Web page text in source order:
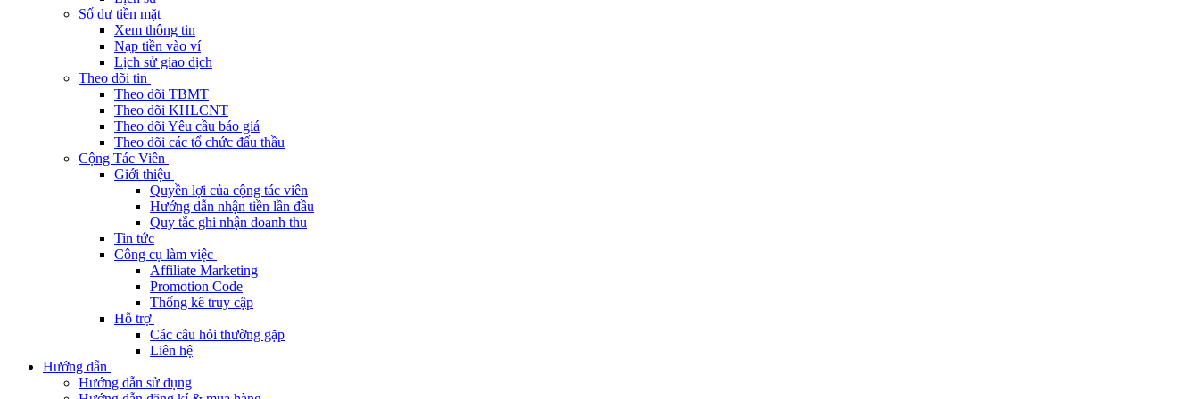
Số dư tiền mặt
Xem thông tin
Nạp tiền vào ví
Lịch sử giao dịch
Theo dõi tin
Theo dõi TBMT
Theo dõi KHLCNT
Theo dõi Yêu cầu báo giá
Theo dõi các tổ chức đấu thầu
Cộng Tác Viên
Giới thiệu
Quyền lợi của cộng tác viên
Hướng dẫn nhận tiền lần đầu
Quy tắc ghi nhận doanh thu
Tin tức
Công cụ làm việc
Affiliate Marketing
Promotion Code
Thống kê truy cập
Hỗ trợ
Các câu hỏi thường gặp
Liên hệ
Hướng dẫn
Hướng dẫn sử dụng